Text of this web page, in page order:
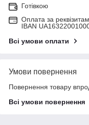
Готівкою
Оплата за
IBAN
Всі умови оплати
Умови повернення
Повернення товару
Всі умови повернення